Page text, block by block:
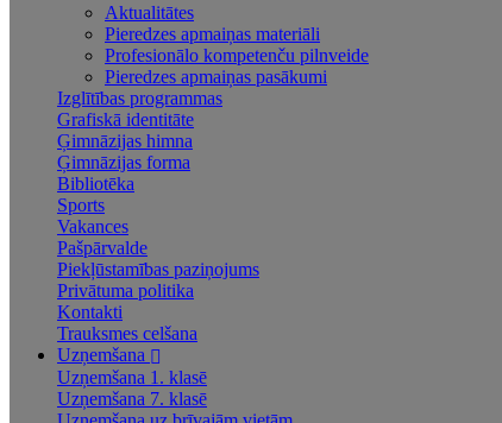
Aktualitātes
Pieredzes apmaiņas materiāli
Profesionālo kompetenču pilnveide
Pieredzes apmaiņas pasākumi
Izglītības programmas
Grafiskā identitāte
Ģimnāzijas himna
Ģimnāzijas forma
Bibliotēka
Sports
Vakances
Pašpārvalde
Piekļūstamības paziņojums
Privātuma politika
Kontakti
Trauksmes celšana
Uzņemšana
Uzņemšana 1. klasē
Uzņemšana 7. klasē